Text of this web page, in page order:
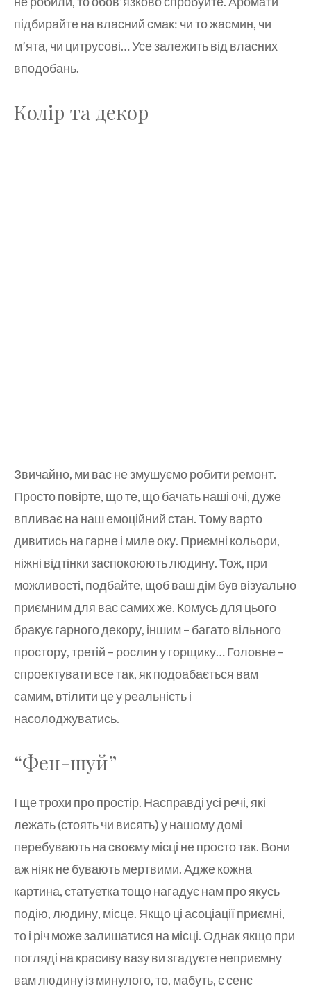
підбирайте на власний смак: чи то жасмин, чи
м’ята, чи цитрусові… Усе залежить від власних
вподобань.
Колір та декор
Звичайно, ми вас не змушуємо робити ремонт.
Просто повірте, що те, що бачать наші очі, дуже
впливає на наш емоційний стан. Тому варто
дивитись на гарне і миле оку. Приємні кольори,
ніжні відтінки заспокоюють людину. Тож, при
можливості, подбайте, щоб ваш дім був візуально
приємним для вас самих же. Комусь для цього
бракує гарного декору, іншим – багато вільного
простору, третій – рослин у горщику… Головне –
спроектувати все так, як подоабається вам
самим, втілити це у реальність і
насолоджуватись.
“Фен-шуй”
І ще трохи про простір. Насправді усі речі, які
лежать (стоять чи висять) у нашому домі
перебувають на своєму місці не просто так. Вони
аж ніяк не бувають мертвими. Адже кожна
картина, статуетка тощо нагадує нам про якусь
подію, людину, місце. Якщо ці асоціації приємні,
то і річ може залишатися на місці. Однак якщо при
погляді на красиву вазу ви згадуєте неприємну
вам людину із минулого, то, мабуть, є сенс